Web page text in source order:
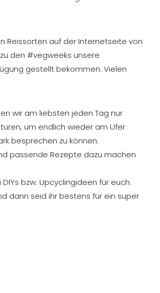
Reissorten auf der Internetseite von
den #vegweeks unsere
gestellt bekommen. Vielen
wir am liebsten jeden Tag nur
um endlich wieder am Ufer
besprechen zu können.
passende Rezepte dazu machen
bzw. Upcyclingideen für euch.
dann seid ihr bestens für ein super